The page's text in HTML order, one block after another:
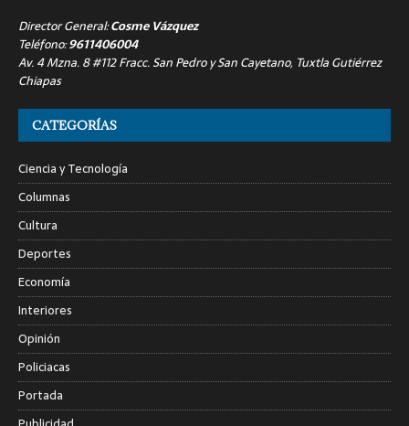
Director General:Cosme Vázquez
Teléfono:9611406004
Av. 4 Mzna. 8 #112 Fracc. San Pedro y San Cayetano, Tuxtla Gutiérrez
Chiapas
CATEGORÍAS
Ciencia y Tecnología
Columnas
Cultura
Deportes
Economía
Interiores
Opinión
Policiacas
Portada